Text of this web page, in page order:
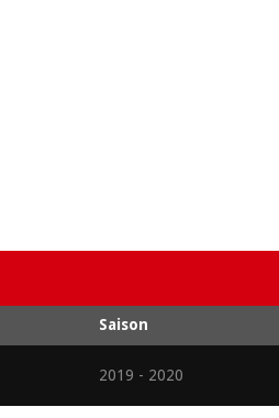
Saison
2019 - 2020